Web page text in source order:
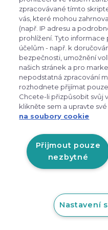
4 550
chevron_left 1
Odebírejte
přihlašte se k
neuniklo
zpracovávané tímto
vás, které mohou
(např. IP adresu a
prohlížení. Tyto informace
účelům - např. k
bezpečnosti, umožnění
našich stránek a pro
nepodstatná zpracování
rozhodnete přijímat
Chcete-li přizpůsobit svůj
klikněte sem a upravte
na soubory cookie
Přijmout pouze
nezbytné
Nastavení